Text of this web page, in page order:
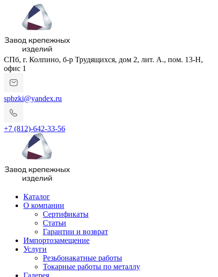
СПб, г. Колпино, б-р Трудящихся, дом 2, лит. А., пом. 13-Н,
офис 1
spbzki@yandex.ru
+7 (812)-642-33-56
Каталог
О компании
Сертификаты
Статьи
Гарантии и возврат
Импортозамещение
Услуги
Резьбонакатные работы
Токарные работы по металлу
Галерея